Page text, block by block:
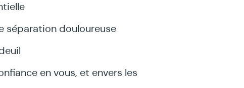
séparation douloureuse
en vous, et envers les